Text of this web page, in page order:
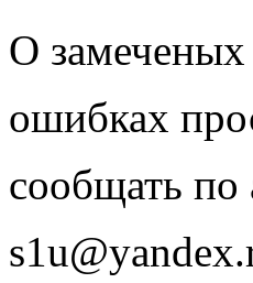
О замеченых
ошибках
сообщать по